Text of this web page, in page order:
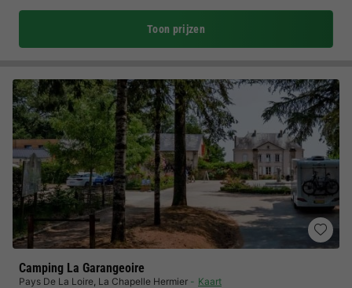
Toon prijzen
Camping La Garangeoire
Pays De La Loire, La Chapelle Hermier
Kaart